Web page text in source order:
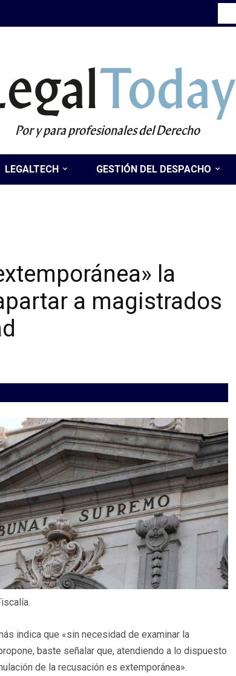
Today
Por y para profesionales del Derecho
LEGALTECH GESTIÓN DEL DESPACHO
la
a magistrados
indica que «sin necesidad de examinar la
baste señalar que, atendiendo a lo dispuesto
de la recusación es extemporánea».